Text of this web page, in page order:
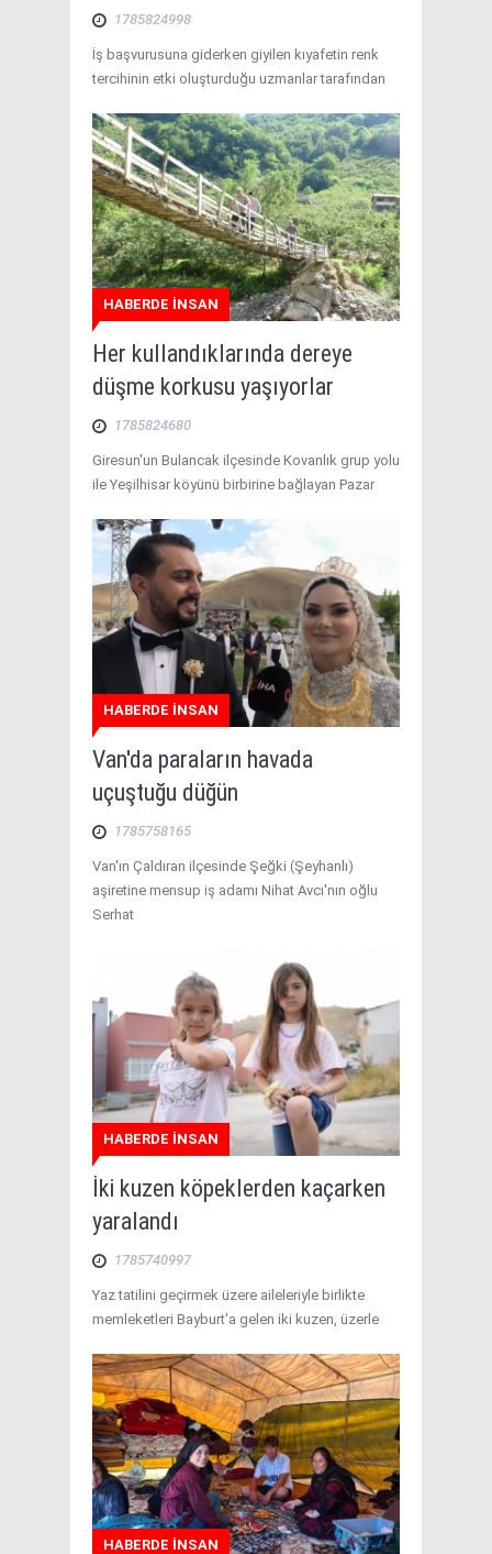
1785824998
İş başvurusuna giderken giyilen kıyafetin renk
tercihinin etki oluşturduğu uzmanlar tarafından
HABERDE İNSAN
Her kullandıklarında dereye
düşme korkusu yaşıyorlar
1785824680
Giresun'un Bulancak ilçesinde Kovanlık grup yolu
ile Yeşilhisar köyünü birbirine bağlayan Pazar
HABERDE İNSAN
Van'da paraların havada
uçuştuğu düğün
1785758165
Van'ın Çaldıran ilçesinde Şeğki (Şeyhanlı)
aşiretine mensup iş adamı Nihat Avcı'nın oğlu
Serhat
HABERDE İNSAN
İki kuzen köpeklerden kaçarken
yaralandı
1785740997
Yaz tatilini geçirmek üzere aileleriyle birlikte
memleketleri Bayburt'a gelen iki kuzen, üzerle
HABERDE İNSAN